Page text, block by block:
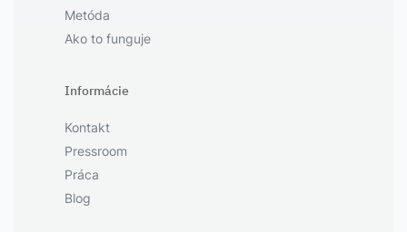
Metóda
Ako to funguje
Informácie
Kontakt
Pressroom
Práca
Blog